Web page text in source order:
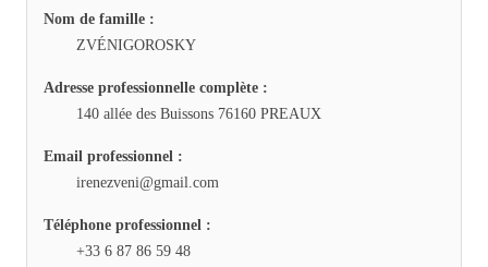
Nom de famille :
ZVÉNIGOROSKY
Adresse professionnelle complète :
140 allée des Buissons 76160 PREAUX
Email professionnel :
irenezveni@gmail.com
Téléphone professionnel :
+33 6 87 86 59 48